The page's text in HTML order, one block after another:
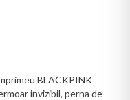
BLACKPINK
invizibil, perna de